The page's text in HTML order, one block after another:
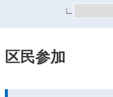
∟
区民参加